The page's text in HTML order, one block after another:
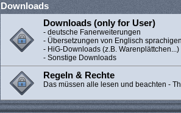
Downloads
Downloads (only for User)
- deutsche Fanerweiterungen
- Übersetzungen von Englisch
- HiG-Downloads (z.B. Warenplättchen...)
- Sonstige Downloads
Regeln & Rechte
Das müssen alle lesen und beachten -